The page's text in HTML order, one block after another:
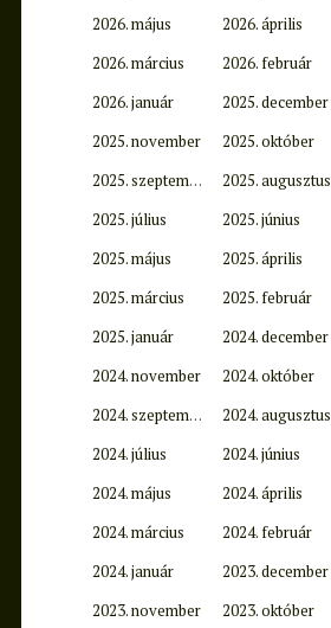
2026. május
2026. április
2026. március
2026. február
2026. január
2025. december
2025. november
2025. október
2025. szeptember
2025. augusztus
2025. július
2025. június
2025. május
2025. április
2025. március
2025. február
2025. január
2024. december
2024. november
2024. október
2024. szeptember
2024. augusztus
2024. július
2024. június
2024. május
2024. április
2024. március
2024. február
2024. január
2023. december
2023. november
2023. október